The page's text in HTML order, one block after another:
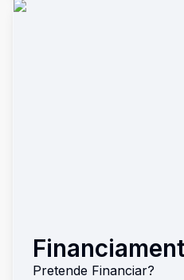
Pretende Financiar?